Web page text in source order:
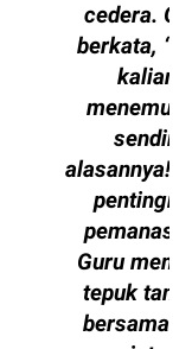
cedera.
berkata,
kalian
sendiri
alasannya!
Guru
tepuk
bersama